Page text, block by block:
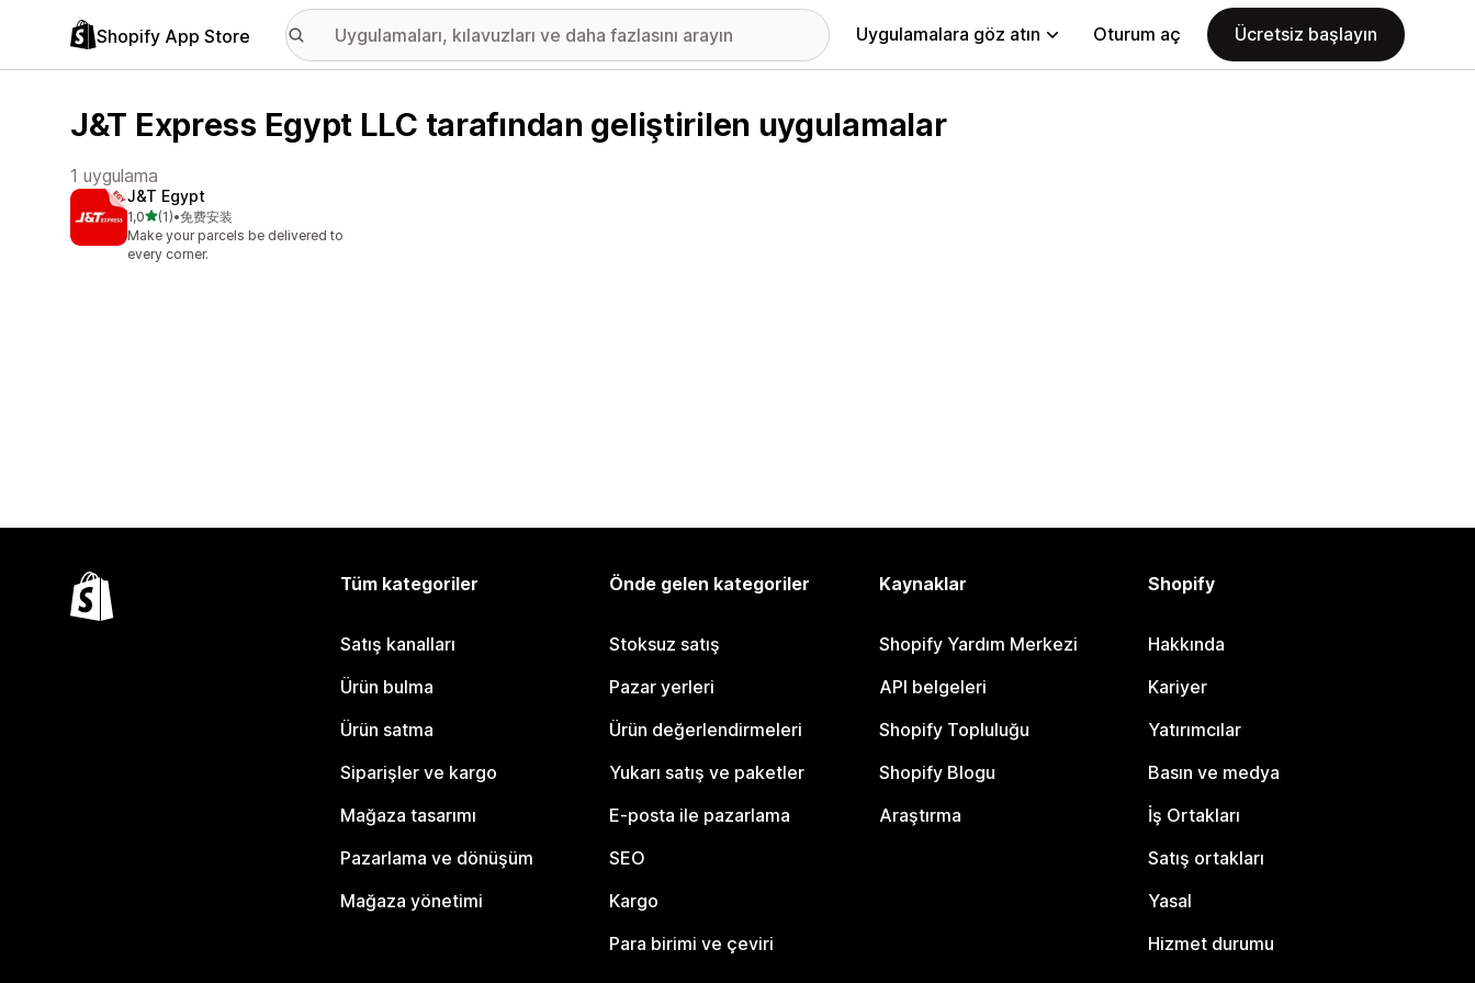
Shopify App Store Uygulamalara göz atın Oturum aç Ücretsiz başlayın
J&T Express Egypt LLC tarafından geliştirilen uygulamalar
1 uygulama
J&T Egypt
1,05 yıldız üzerinden
(1)
toplam 1 değerlendirme
•免费安装
Make your parcels be delivered to
every corner.
Tüm kategoriler
Satış kanalları
Ürün bulma
Ürün satma
Siparişler ve kargo
Mağaza tasarımı
Pazarlama ve dönüşüm
Mağaza yönetimi
Önde gelen kategoriler
Stoksuz satış
Pazar yerleri
Ürün değerlendirmeleri
Yukarı satış ve paketler
E-posta ile pazarlama
SEO
Kargo
Para birimi ve çeviri
Kaynaklar
Shopify Yardım Merkezi
API belgeleri
Shopify Topluluğu
Shopify Blogu
Araştırma
Shopify
Hakkında
Kariyer
Yatırımcılar
Basın ve medya
İş Ortakları
Satış ortakları
Yasal
Hizmet durumu